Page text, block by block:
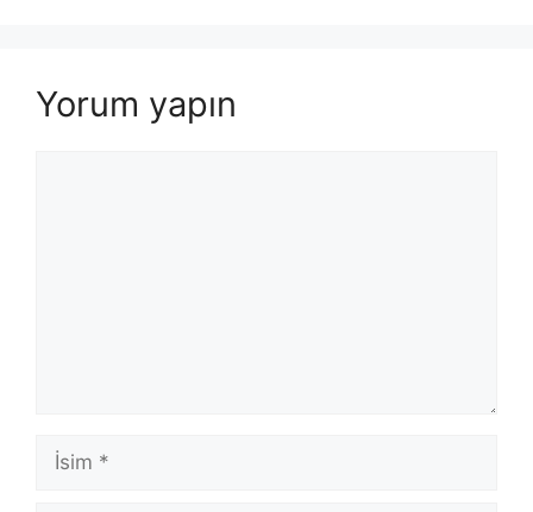
Yorum yapın
İsim